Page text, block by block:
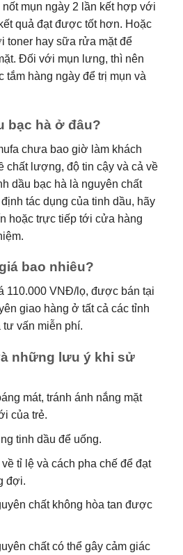
mụn ngày 2 lần kết hợp với
quả đạt được tốt hơn. Hoặc
toner hay sữa rửa mặt để
Đối với mụn lưng, thì nên
tắm hàng ngày để trị mụn và
bạc hà ở đâu?
chưa bao giờ làm khách
chất lượng, độ tin cậy và cả về
dầu bạc hà là nguyên chất
tác dụng của tinh dầu, hãy
hoặc trực tiếp tới cửa hàng
bao nhiêu?
110.000 VNĐ/lọ, được bán tại
giao hàng ở tất cả các tỉnh
vấn miễn phí.
những lưu ý khi sử
mát, tránh ánh nắng mặt
của trẻ.
tinh dầu để uống.
tỉ lệ và cách pha chế để đạt
đợi.
chất không hòa tan được
chất có thể gây cảm giác